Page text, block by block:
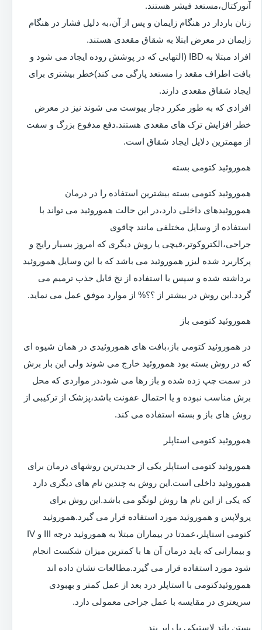
آنورکتال،مستعد فیشر هستند.
زنان باردار در هنگام زایمان و پس از آن،به دلیل فشار در هنگام
زایمان در معرض ابتلا به شقاق مقعدی هستند.
افراد مبتلا به IBD (التهابی که در پوشش روده ایجاد می شود و
بافت اطراف مقعد را مستعد پارگی می کند)خطر بیشتری برای
ایجاد شقاق مقعدی دارند.
افرادی که به طور مکرر دچار یبوست می شوند نیز در معرض
خطر افزایش ترک های مقعدی هستند.دفع مدفوع بزرگ و سفت
از مهمترین دلایل ایجاد شقاق است.
هموروئید کتومی بسته
هموروئید کتومی بسته بیشترین استفاده را در درمان
هموروئیدهای داخلی دارد،در این حالت هموروئید می تواند با
استفاده از وسایل مختلفی مانند چاقوی
جراحی،الکتروکوتر،قیچی یا روش دیگری که امروز بسیار رایج و
پرکاربرد شده لیزر هموروئید می باشد که با این وسایل هموروئید
برداشته شده و سپس با استفاده از نخ قابل جذب ترمیم می
گردد.این روش در بیشتر از ؟؟% از موارد موفق عمل می نماید.
هموروئید کتومی باز
در هموروئید کتومی باز،بافت های هموروئیدی در همان شیوه ای
که در روش بسته بود هموروئید خارج می شوند ولی این بار برش
در سمت چپ زده شده و باز رها می شود.در مواردی که محل
برش مناسب نبوده و یا احتمال عفونت باشد،پزشک از ترکیبی از
روش های باز و بسته استفاده می کند.
هموروئید کتومی استاپلر
هموروئید کتومی استاپلر یکی از جدیدترین روشهای درمان برای
هموروئید داخلی است.این روش به چندین نام های دیگری دارد
که یکی از این نام ها روش لونگو می باشد.این روش برای
پرولاپس و هموروئید مورد استفاده قرار می گیرد.هموروئید
کتومی استاپلر،عمدتا در بیماران مبتلا به هموروئید درجه III و IV
و بیمارانی که باید درمان آن ها با کمترین میزان شکست انجام
شود مورد استفاده قرار می گیرد.مطالعات نشان داده اند
هموروئیدکتومی با استاپلر درد بعد از عمل کمتر و بهبودی
سریعتری در مقایسه با عمل جراحی معمولی دارد.
بستن باند لاستیکی یا رابر بند